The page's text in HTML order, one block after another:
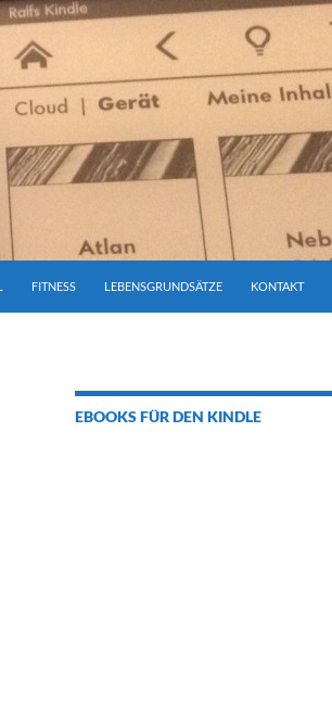
FITNESS LEBENSGRUNDSÄTZE KONTAKT
EBOOKS FÜR DEN KINDLE